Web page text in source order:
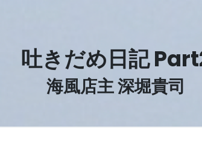
吐きだめ日記
海風店主 深堀貴司